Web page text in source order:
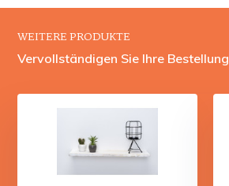
WEITERE PRODUKTE
Vervollständigen Sie Ihre Bestellung